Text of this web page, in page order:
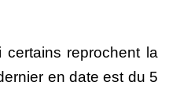
certains reprochent la
en date est du 5